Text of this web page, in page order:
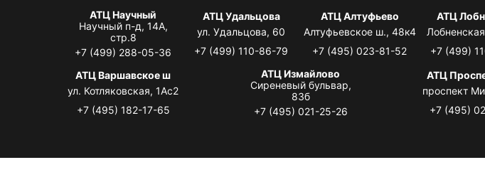
АТЦ Научный
Научный п-д, 14А,
стр.8
+7 (499) 288-05-36
АТЦ Удальцова
ул. Удальцова, 60
+7 (499) 110-86-79
АТЦ Алтуфьево
Алтуфьевское ш., 48к4
+7 (495) 023-81-52
АТЦ
+7 (499)
АТЦ Варшавское ш
ул. Котляковская, 1Ас2
+7 (495) 182-17-65
АТЦ Измайлово
Сиреневый бульвар,
83б
+7 (495) 021-25-26
АТЦ
проспект
+7 (495)